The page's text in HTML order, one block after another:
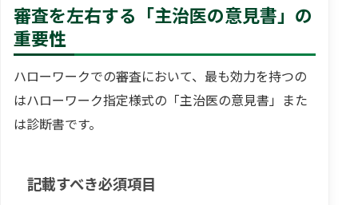
審査を左右する「主治医の意見書」の
重要性
ハローワークでの審査において、最も効力を持つの
はハローワーク指定様式の「主治医の意見書」また
は診断書です。
記載すべき必須項目